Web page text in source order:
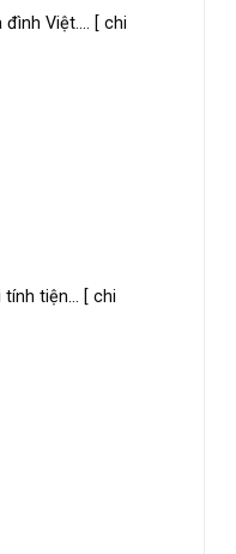
Việt.... [ chi
tiện... [ chi